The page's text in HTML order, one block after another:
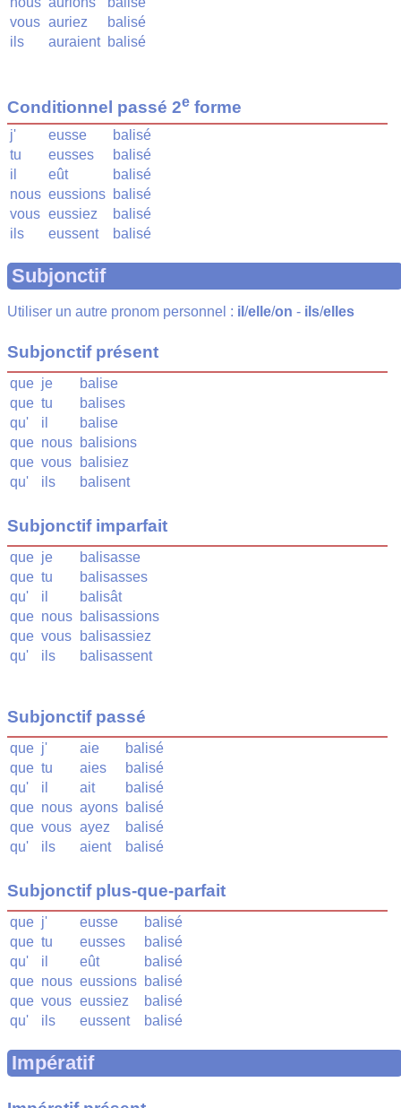
vous auriez
balisé
ils
auraient balisé
Conditionnel passé 2e forme
j' eusse
balisé
tu
eusses
balisé
il
eût
balisé
nous eussions balisé
vous eussiez
balisé
ils
eussent balisé
Subjonctif
Utiliser un autre pronom personnel : il /elle/on - ils/elles
Subjonctif présent
que je
balise
que tu
balises
qu'
il
balise
que nous balisions
que vous
balisiez
qu'
ils balisent
Subjonctif imparfait
que je
balisasse
que tu
balisasses
qu'
il
balisât
que nous balisassions
que vous
balisassiez
qu'
ils balisassent
Subjonctif passé
que j' aie
balisé
que tu aies
balisé
qu'
il ait
balisé
que nous ayons balisé
que vous ayez
balisé
qu'
ils aient balisé
Subjonctif plus-que-parfait
que j' eusse
balisé
que tu eusses
balisé
qu'
il eût
balisé
que nous eussions balisé
que vous eussiez
balisé
qu'
ils eussent balisé
Impératif